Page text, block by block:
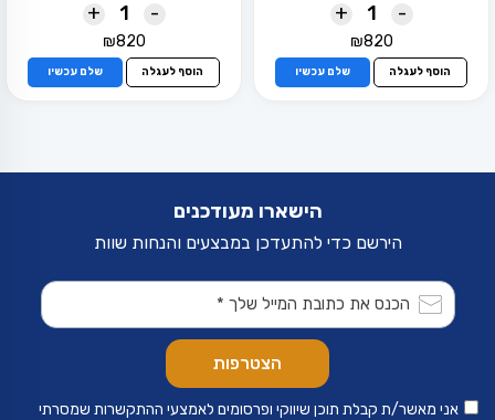
-
+
₪820
הוסף לעגלה שלם עכשיו
-
+
₪820
הוסף לעגלה שלם עכשיו
הישארו מעודכנים
הירשם כדי להתעדכן במבצעים והנחות שוות
אני מאשר/ת קבלת תוכן שיווקי ופרסומים לאמצעי ההתקשרות שמסרתי